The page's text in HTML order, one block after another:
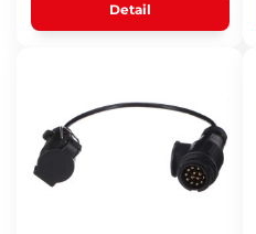
Detail